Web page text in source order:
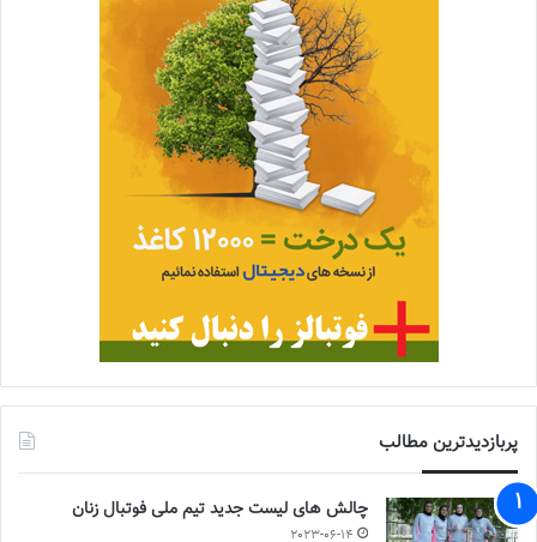
پربازدیدترین مطالب
چالش هاى ليست جدید تيم ملى فوتبال زنان
2023-06-14